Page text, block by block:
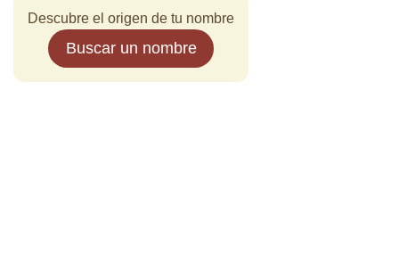
Descubre el origen de tu nombre
Buscar un nombre